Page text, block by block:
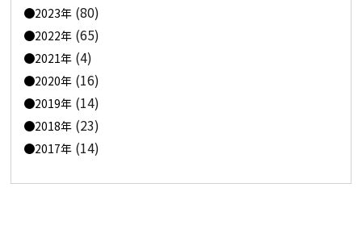
2023年 (80)
2022年 (65)
2021年 (4)
2020年 (16)
2019年 (14)
2018年 (23)
2017年 (14)